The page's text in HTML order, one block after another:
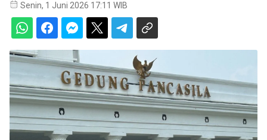
Senin, 1 Juni 2026 17:11 WIB